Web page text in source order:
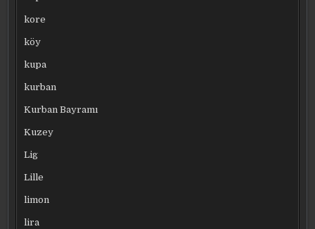
kore
köy
kupa
kurban
Kurban Bayramı
Kuzey
Lig
Lille
limon
lira